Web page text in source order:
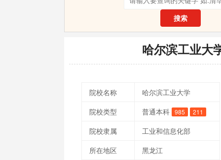
搜索
哈尔滨工业大
院校名称
哈尔滨工业大学
院校类型
普通本科 985 211
院校隶属
工业和信息化部
所在地区
黑龙江